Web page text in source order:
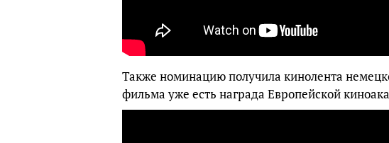
Также номинацию получила кинолента
фильма уже есть награда Европейской